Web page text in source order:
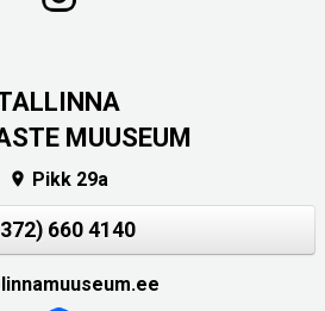
MUUSEUM
 Pikk 29a
660 4140